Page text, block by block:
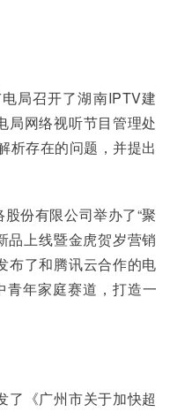
局召开了湖南IPTV建
局网络视听节目管理处
析存在的问题，并提出
份有限公司举办了“聚
品上线暨金虎贺岁营销
布了和腾讯云合作的电
青年家庭赛道，打造一
了《广州市关于加快超